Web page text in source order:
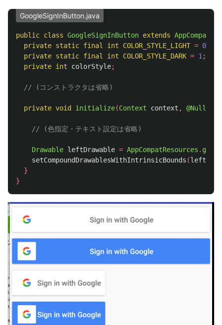
GoogleSignInButton.java
public class GoogleSignInButton extends
private static final int COLOR_STYLE_LIGHT = 0
private static final int COLOR_STYLE_DARK = 1;
private int colorStyle;
// (コンストラクタは省略)
private void initialize(Context context , @Nullable
// (色指定・テキスト設定は省略)
Drawable leftDrawable = AppCompatResources .
setCompoundDrawablesWithIntrinsicBounds (
}
}